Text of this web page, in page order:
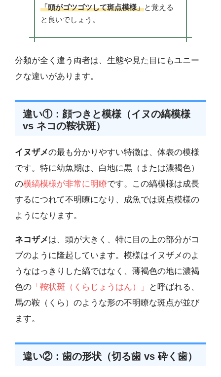
「頭がゴツゴツして斑点模様」と覚える
と良いでしょう。
分類が全く違う両者は、生態や見た目にもユニー
クな違いがあります。
違い①：顔つきと模様（イヌの縞模様
vs ネコの鞍状斑）
イヌザメの最も分かりやすい特徴は、体表の模様
です。特に幼魚期は、白地に黒（または濃褐色）
の横縞模様が非常に明瞭です。この縞模様は成長
するにつれて不明瞭になり、成魚では斑点模様の
ようになります。
ネコザメは、頭が大きく、特に目の上の部分がコ
ブのように隆起しています。模様はイヌザメのよ
うなはっきりした縞ではなく、薄褐色の地に濃褐
色の 「鞍状斑（くらじょうはん）」
と呼ばれる、
馬の鞍（くら）のような形の不明瞭な斑点が並び
ます。
違い②：歯の形状（切る歯 vs 砕く歯）